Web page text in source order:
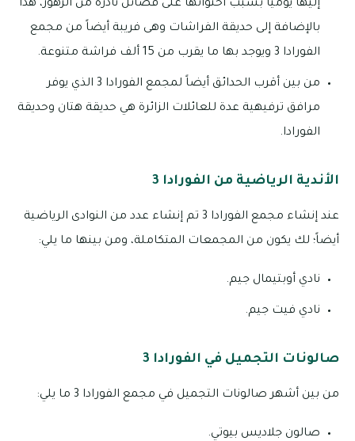
إليها يوميا بسبب احتوائها على فصائل نادرة من الزهور، هذا
بالإضافة إلى حديقة الفراشات وهى فريبة أيضاً من مجمع
الفورادا 3 ويوجد بها ما يقرب من 15 ألف فراشة متنوعة.
من بين أقرب الحدائق أيضاً لمجمع الفورادا 3 الذي يوفر
مرافق ترفيهية عدة للعائلات الزائرة هي حديقة هتان وحديقة
الفورادا.
الأندية الرياضية من الفورادا 3
عند إنشاء مجمع الفورادا 3 تم إنشاء عدد من النوادى الرياضية
أيضاً؛ لك يكون من المجمعات المتكاملة، ومن بينها ما يلي:
نادي أوبتيمال جيم.
نادي فيت جيم.
صالونات التجميل في الفورادا 3
من بين أشهر صالونات التجميل في مجمع الفورادا 3 ما يلي:
صالون جلاديس بيوتي.